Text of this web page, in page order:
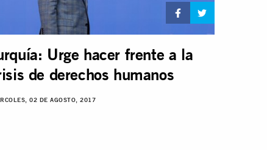
Urge hacer frente a la
de derechos humanos
02 DE AGOSTO, 2017